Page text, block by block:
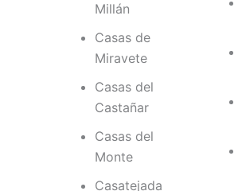
Millán
Casas de
Miravete
Casas del
Castañar
Casas del
Monte
Casatejada